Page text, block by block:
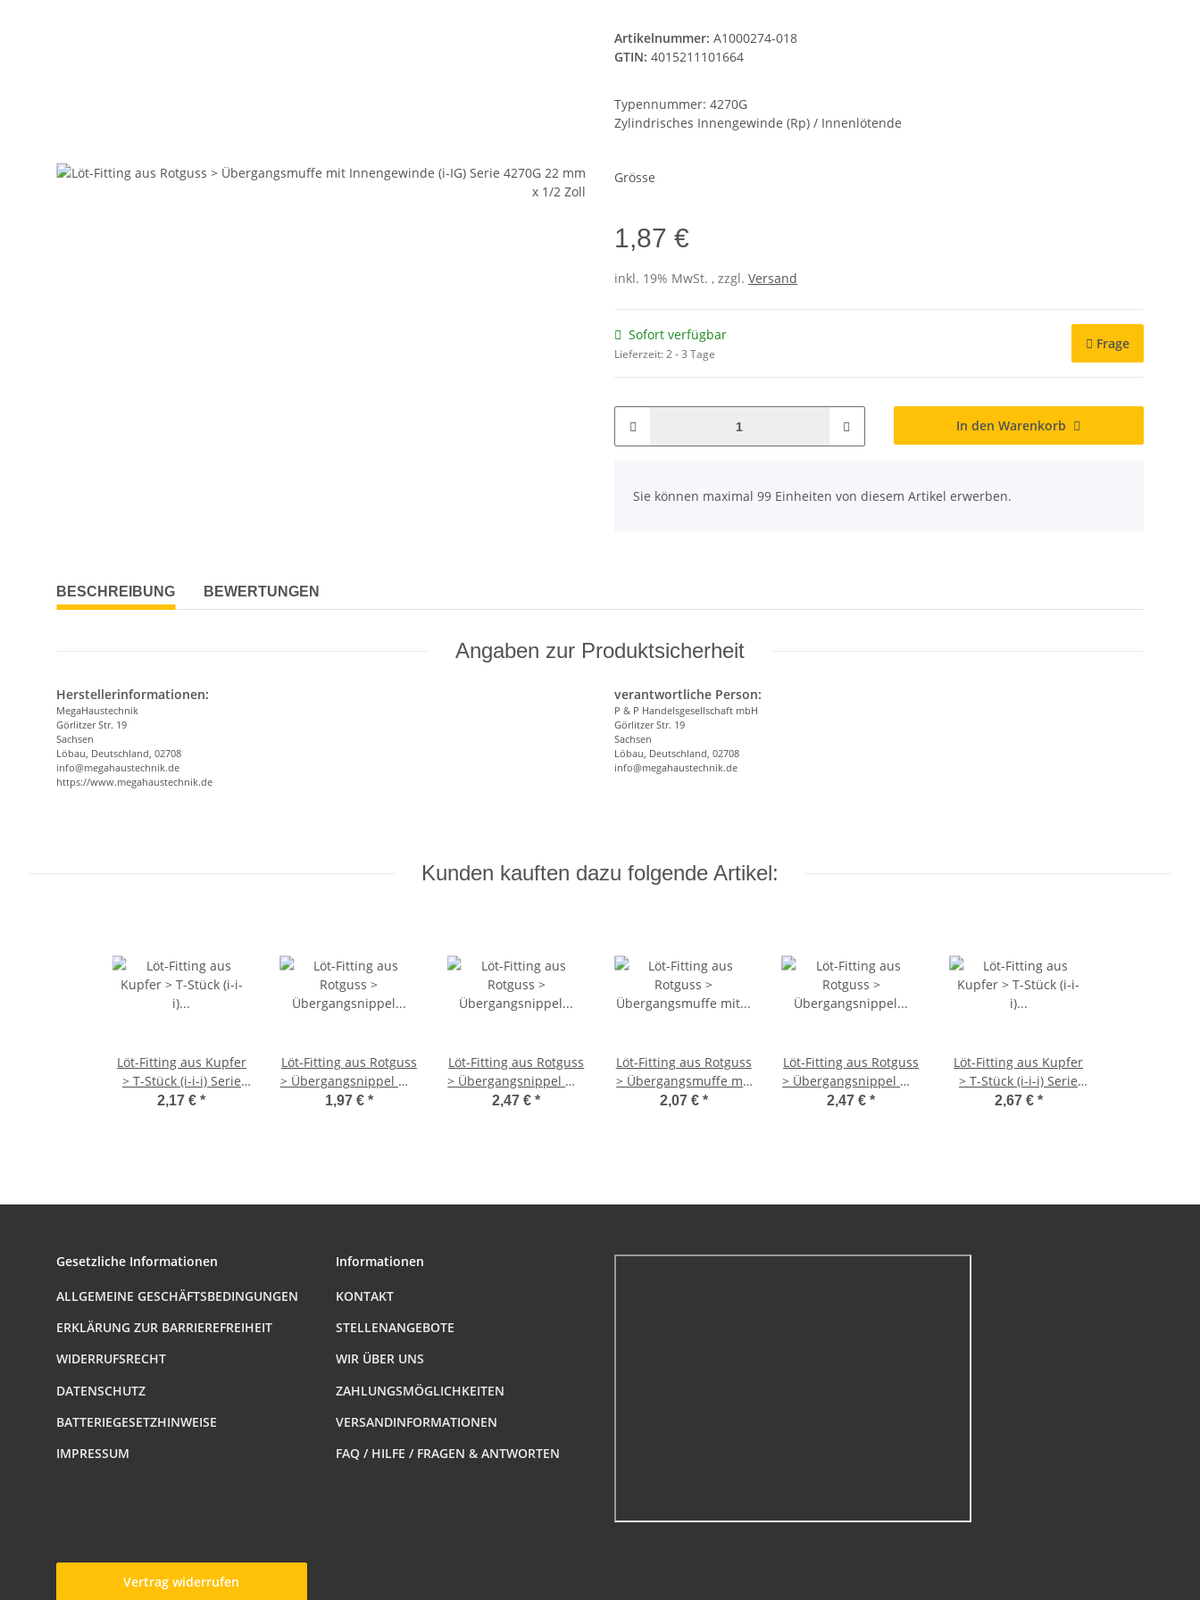
Artikelnummer: A1000274-018
GTIN: 4015211101664
Typennummer: 4270G
Zylindrisches Innengewinde (Rp) / Innenlötende
Grösse
1,87 €
inkl. 19% MwSt. , zzgl. Versand
Sofort verfügbar
Lieferzeit:2 - 3 Tage
Frage
In den Warenkorb
Sie können maximal 99 Einheiten von diesem Artikel erwerben.
BESCHREIBUNG BEWERTUNGEN
Angaben zur Produktsicherheit
Herstellerinformationen:
MegaHaustechnik
Görlitzer Str. 19
Sachsen
Löbau, Deutschland, 02708
info@megahaustechnik.de
https://www.megahaustechnik.de
verantwortliche Person:
P & P Handelsgesellschaft mbH
Görlitzer Str. 19
Sachsen
Löbau, Deutschland, 02708
info@megahaustechnik.de
Kunden kauften dazu folgende Artikel:
Löt-Fitting aus Kupfer
> T-Stück (i-i-i) Serie
5130 22 mm
2,17 €*
Löt-Fitting aus Rotguss
> Übergangsnippel mit
Außengewinde (i-AG)
1,97 € *
Löt-Fitting aus Rotguss
> Übergangsnippel mit
Außengewinde (i-AG)
2,47 €*
Löt-Fitting aus Rotguss
> Übergangsmuffe mit
Innengewinde (i-IG)
2,07 € *
Löt-Fitting aus Rotguss
> Übergangsnippel mit
Außengewinde (i-AG)
2,47 €*
Löt-Fitting aus Kupfer
> T-Stück (i-i-i) Serie
5130 28 mm
2,67 € *
Gesetzliche Informationen
ALLGEMEINE GESCHÄFTSBEDINGUNGEN
ERKLÄRUNG ZUR BARRIEREFREIHEIT
WIDERRUFSRECHT
DATENSCHUTZ
BATTERIEGESETZHINWEISE
IMPRESSUM
Informationen
KONTAKT
STELLENANGEBOTE
WIR ÜBER UNS
ZAHLUNGSMÖGLICHKEITEN
VERSANDINFORMATIONEN
FAQ / HILFE / FRAGEN & ANTWORTEN
Vertrag widerrufen